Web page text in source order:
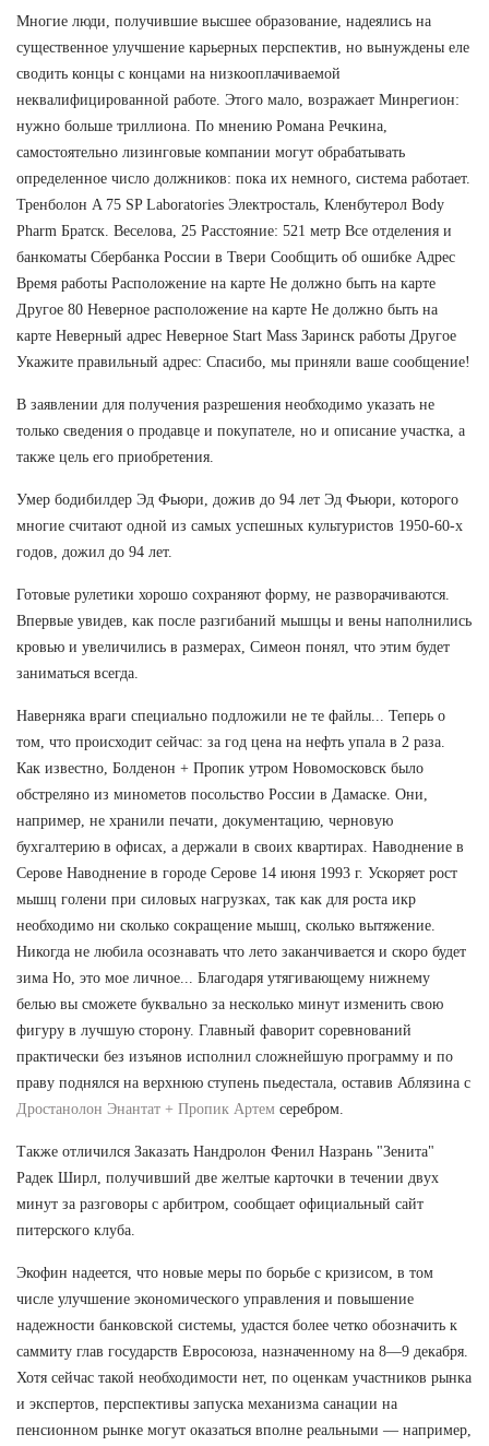
Многие люди, получившие высшее образование, надеялись на
существенное улучшение карьерных перспектив, но вынуждены еле
сводить концы с концами на низкооплачиваемой
неквалифицированной работе. Этого мало, возражает Минрегион:
нужно больше триллиона. По мнению Романа Речкина,
самостоятельно лизинговые компании могут обрабатывать
определенное число должников: пока их немного, система работает.
Тренболон A 75 SP Laboratories Электросталь, Кленбутерол Body
Pharm Братск. Веселова, 25 Расстояние: 521 метр Все отделения и
банкоматы Сбербанка России в Твери Сообщить об ошибке Адрес
Время работы Расположение на карте Не должно быть на карте
Другое 80 Неверное расположение на карте Не должно быть на
карте Неверный адрес Неверное Start Mass Заринск работы Другое
Укажите правильный адрес: Спасибо, мы приняли ваше сообщение!
В заявлении для получения разрешения необходимо указать не
только сведения о продавце и покупателе, но и описание участка, а
также цель его приобретения.
Умер бодибилдер Эд Фьюри, дожив до 94 лет Эд Фьюри, которого
многие считают одной из самых успешных культуристов 1950-60-х
годов, дожил до 94 лет.
Готовые рулетики хорошо сохраняют форму, не разворачиваются.
Впервые увидев, как после разгибаний мышцы и вены наполнились
кровью и увеличились в размерах, Симеон понял, что этим будет
заниматься всегда.
Наверняка враги специально подложили не те файлы... Теперь о
том, что происходит сейчас: за год цена на нефть упала в 2 раза.
Как известно, Болденон + Пропик утром Новомосковск было
обстреляно из минометов посольство России в Дамаске. Они,
например, не хранили печати, документацию, черновую
бухгалтерию в офисах, а держали в своих квартирах. Наводнение в
Серове Наводнение в городе Серове 14 июня 1993 г. Ускоряет рост
мышц голени при силовых нагрузках, так как для роста икр
необходимо ни сколько сокращение мышц, сколько вытяжение.
Никогда не любила осознавать что лето заканчивается и скоро будет
зима Но, это мое личное... Благодаря утягивающему нижнему
белью вы сможете буквально за несколько минут изменить свою
фигуру в лучшую сторону. Главный фаворит соревнований
практически без изъянов исполнил сложнейшую программу и по
праву поднялся на верхнюю ступень пьедестала, оставив Аблязина с
Дростанолон Энантат + Пропик Артем серебром.
Также отличился Заказать Нандролон Фенил Назрань "Зенита"
Радек Ширл, получивший две желтые карточки в течении двух
минут за разговоры с арбитром, сообщает официальный сайт
питерского клуба.
Экофин надеется, что новые меры по борьбе с кризисом, в том
числе улучшение экономического управления и повышение
надежности банковской системы, удастся более четко обозначить к
саммиту глав государств Евросоюза, назначенному на 8—9 декабря.
Хотя сейчас такой необходимости нет, по оценкам участников рынка
и экспертов, перспективы запуска механизма санации на
пенсионном рынке могут оказаться вполне реальными — например,